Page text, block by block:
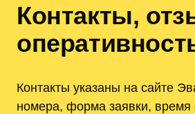
Контакты,
Контакты указаны на сайте
номера, форма заявки, время